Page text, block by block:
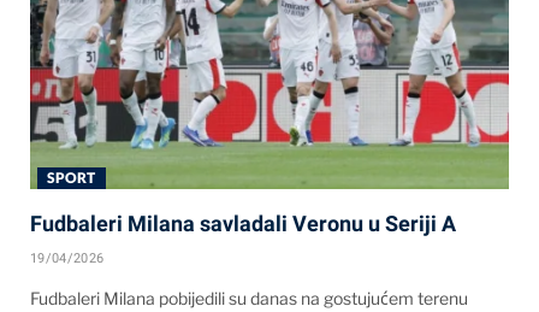
SPORT
Fudbaleri Milana savladali Veronu u Seriji A
19/04/2026
Fudbaleri Milana pobijedili su danas na gostujućem terenu